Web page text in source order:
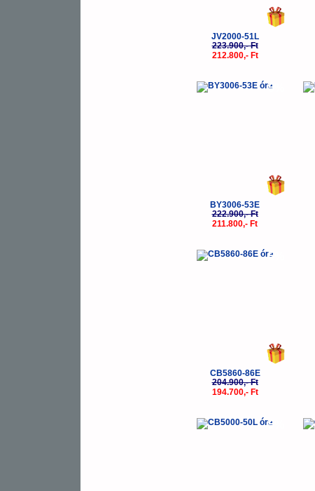
JV2000-51L
223.900,- Ft
212.800,- Ft
-5%
BY3006-53E
222.900,- Ft
211.800,- Ft
-5%
CB5860-86E
204.900,- Ft
194.700,- Ft
-5%